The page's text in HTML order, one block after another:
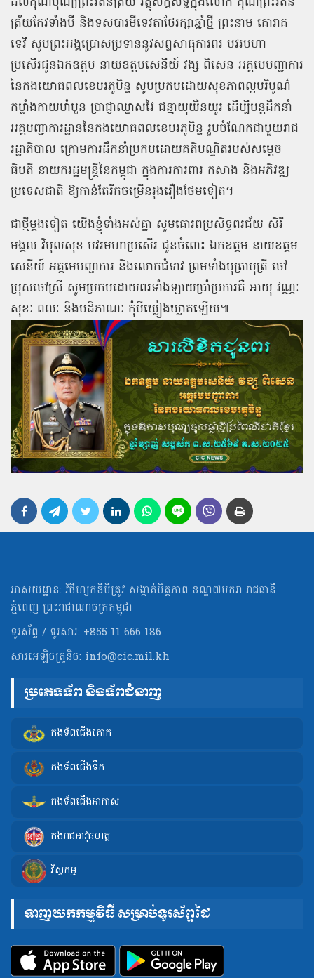
ត្រ័យកែវទាំងបី និងទសបារមីទេវតាថែរក្សាឆ្នាំថ្មី ព្រះនាម គោរាគ
ទេវី សូមព្រះអង្គប្រោសប្រទាននូវសព្ទសាធុការពរ បវរមហា
ប្រសើរជូនឯកឧត្ដម នាយឧត្ដមសេនីយ៍ វង្ស ពិសេន អគ្គមេបញ្ជាការ
នៃកងយោធពលខេមរភូមិន្ទ សូមប្រកបដោយសុខភាពល្អបរិបូណ៌
កម្លាំងកាយមាំមួន ប្រាជ្ញាឈ្លាសវៃ ជន្មាយុយឺនយូរ ដើម្បីបន្តដឹកនាំ
អគ្គបញ្ជាការដ្ឋាននៃកងយោធពលខេមរភូមិន្ទ រួមចំណែកជាមួយរាជ
រដ្ឋាភិបាល ក្រោមការដឹកនាំប្រកបដោយគតិបណ្ឌិតរបស់សម្ដេច
ធិបតី នាយករដ្ឋមន្ត្រីនៃកម្ពុជា ក្នុងការការពារ កសាង និងអភិវឌ្ឍ
ប្រទេសជាតិ ឱ្យកាន់តែរីកចម្រើនរុងរឿងថែមទៀត។
ជាថ្មីម្ដងទៀត យើងខ្ញុំទាំងអស់គ្នា សូមគោរពប្រសិទ្ធពរជ័យ សិរី
មង្គល វិបុលសុខ បវរមហាប្រសើរ ជូនចំពោះ ឯកឧត្ដម នាយឧត្ដម
សេនីយ៍ អគ្គមេបញ្ជាការ និងលោកជំទាវ ព្រមទាំងបុត្រាបុត្រី ចៅ
ប្រុសចៅស្រី សូមប្រកបដោយពរទាំងឡាយប្រាំប្រការគឺ អាយុ វណ្ណៈ
សុខៈ ពលៈ និងបដិភាណៈ កុំបីឃ្លៀងឃ្លាតឡើយ៕
អាសយដ្ឋាន: វិថីហ្សកឌីមីត្រូវ សង្កាត់មិត្ដភាព ខណ្ឌ៧មករា រាជធានី
ភ្នំពេញ ព្រះរាជាណាចក្រកម្ពុជា
ទូរស័ព្ទ / ទូរសារ: +855 11 666 186
សារអេឡិចត្រូនិច: info@cic.mil.kh
ប្រភេទទ័ព និងទ័ពជំនាញ
កងទ័ពជើងគោក
កងទ័ពជើងទឹក
កងទ័ពជើងអាកាស
កងរាជអាវុធហត្ថ
វិស្វកម្ម
ទាញយកកម្មវិធី សម្រាប់ទូរស័ព្ទដៃ